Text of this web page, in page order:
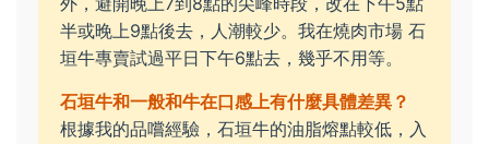
半或晚上9點後去，人潮較少。我在燒肉市場 石
垣牛專賣試過平日下午6點去，幾乎不用等。
石垣牛和一般和牛在口感上有什麼具體差異？
根據我的品嚐經驗，石垣牛的油脂熔點較低，入